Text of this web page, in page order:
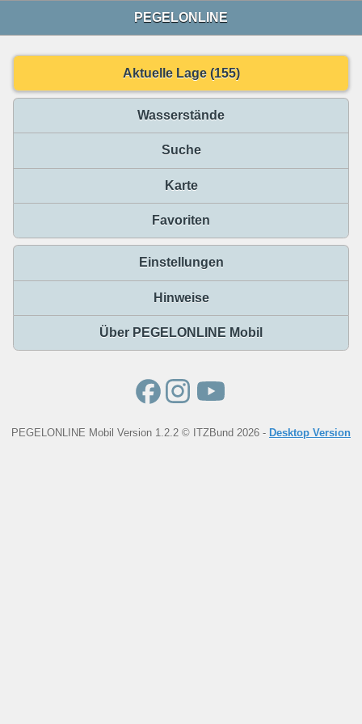
PEGELONLINE
Aktuelle Lage (155)
Wasserstände
Suche
Karte
Favoriten
Einstellungen
Hinweise
Über PEGELONLINE Mobil
PEGELONLINE Mobil Version 1.2.2 © ITZBund 2026 - Desktop Version